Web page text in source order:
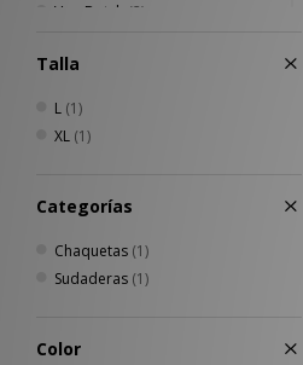
Von Dutch (2)
Talla
L (1)
XL (1)
Categorías
Chaquetas (1)
Sudaderas (1)
Color